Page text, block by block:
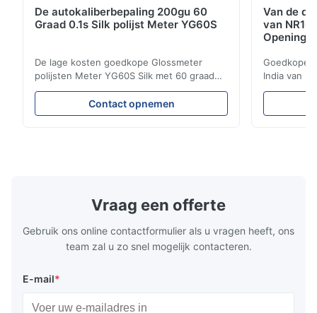
De autokaliberbepaling 200gu 60
Graad 0.1s Silk polijst Meter YG60S
De lage kosten goedkope Glossmeter
polijsten Meter YG60S Silk met 60 graad
200 gu glanzende meting Economische
YG60S 60° polijsten Meter kunnen
materiaal met glans (0-200Gu) testen, en
Contact opnemen
Van de
van
Opening
Goedkope
India van
Vraag een offerte
Gebruik ons online contactformulier als u vragen heeft, ons
team zal u zo snel mogelijk contacteren.
E-mail*